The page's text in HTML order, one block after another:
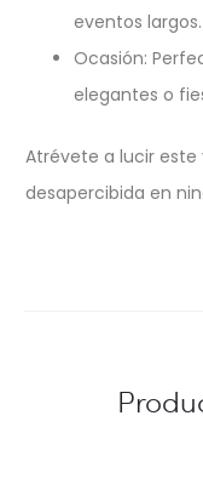
eventos largos.
Ocasión:
elegantes o
Atrévete a lucir
desapercibida en